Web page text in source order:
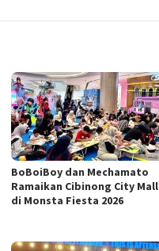
BoBoiBoy dan Mechamato
Ramaikan Cibinong City Mall
di Monsta Fiesta 2026